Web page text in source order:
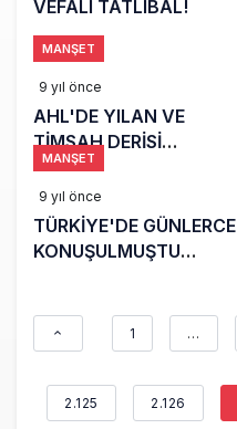
VEFALI TATLIBAL!
MANŞET
9 yıl önce
AHL'DE YILAN VE
TİMSAH DERİSİ
YAKALANDI
MANŞET
9 yıl önce
TÜRKİYE'DE GÜNLERCE
KONUŞULMUŞTU
1 …
2.125 2.126